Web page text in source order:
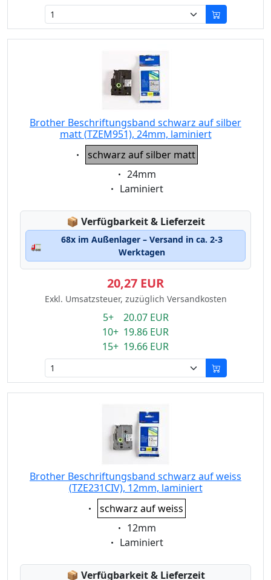
Brother Beschriftungsband schwarz auf silber
matt (TZEM951), 24mm, laminiert
Eigenschaft:
schwarz auf silber matt
Eigenschaft:
24mm
Eigenschaft:
Laminiert
📦 Lagerstatus:
Verfügbarkeit & Lieferzeit
🚛
68x im Außenlager – Versand in ca. 2-3
Werktagen
20,27 EUR
Exkl. Umsatzsteuer, zuzüglich Versandkosten
5+ 20.07 EUR
10+ 19.86 EUR
15+ 19.66 EUR
Brother Beschriftungsband schwarz auf weiss
(TZE231CIV), 12mm, laminiert
Eigenschaft:
schwarz auf weiss
Eigenschaft:
12mm
Eigenschaft:
Laminiert
📦 Lagerstatus:
Verfügbarkeit & Lieferzeit